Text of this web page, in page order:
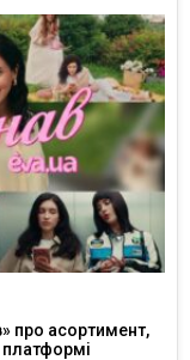
про асортимент,
платформі